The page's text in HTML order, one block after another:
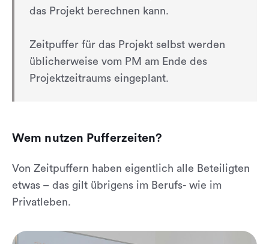
das Projekt berechnen kann.
Zeitpuffer für das Projekt selbst werden
üblicherweise vom PM am Ende des
Projektzeitraums eingeplant.
Wem nutzen Pufferzeiten?
Von Zeitpuffern haben eigentlich alle Beteiligten
etwas – das gilt übrigens im Berufs- wie im
Privatleben.